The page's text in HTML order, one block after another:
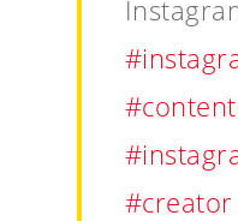
#creator